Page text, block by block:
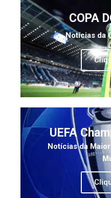
COPA
Notícias da
UEFA
Notícias da